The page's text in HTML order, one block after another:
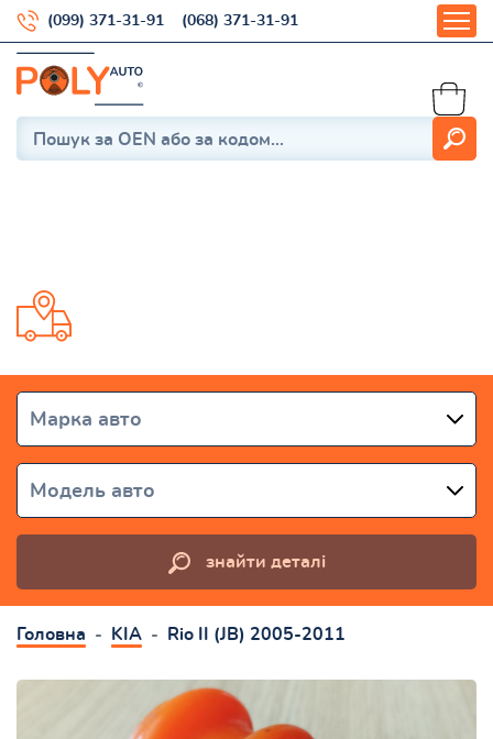
(099) 371-31-91 (068) 371-31-91
Марка авто
Модель авто
знайти деталі
Головна KIA Rio II (JB) 2005-2011